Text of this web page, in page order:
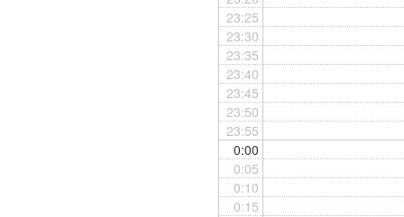
23:25
23:30
23:35
23:40
23:45
23:50
23:55
0:00
0:05
0:10
0:15